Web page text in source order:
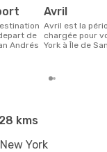
de
Andrés
avril
avril est la période la plus
chargée pour
York à Île de
kms
York